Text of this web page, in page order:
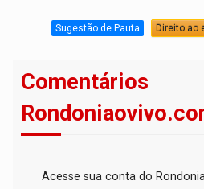
Sugestão de Pauta Direito ao
Comentários
Acesse sua conta do